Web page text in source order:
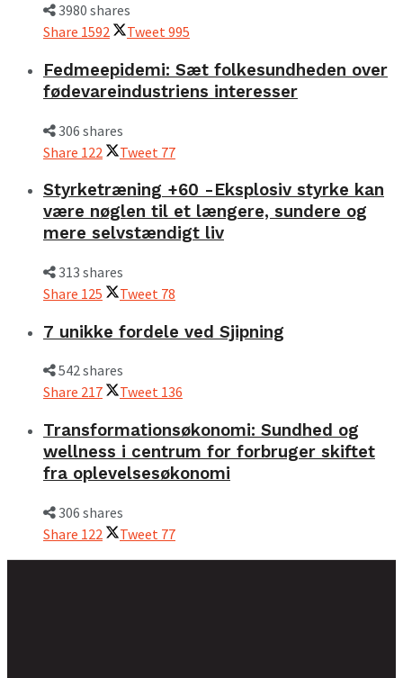
3980 shares
Share 1592 Tweet995
Fedmeepidemi: Sæt folkesundheden over
fødevareindustriens interesser
306 shares
Share 122 Tweet 77
Styrketræning +60 -Eksplosiv styrke kan
være nøglen til et længere, sundere og
mere selvstændigt liv
313 shares
Share 125 Tweet 78
7 unikke fordele ved Sjipning
542 shares
Share 217 Tweet 136
Transformationsøkonomi: Sundhed og
wellness i centrum for forbruger skiftet
fra oplevelsesøkonomi
306 shares
Share 122 Tweet 77